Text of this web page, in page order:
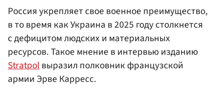
Россия укрепляет свое военное преимущество,
в то время как Украина в 2025 году столкнется
с дефицитом людских и материальных
ресурсов. Такое мнение в интервью изданию
Stratpolвыразил полковник французской
армии Эрве Карресс.